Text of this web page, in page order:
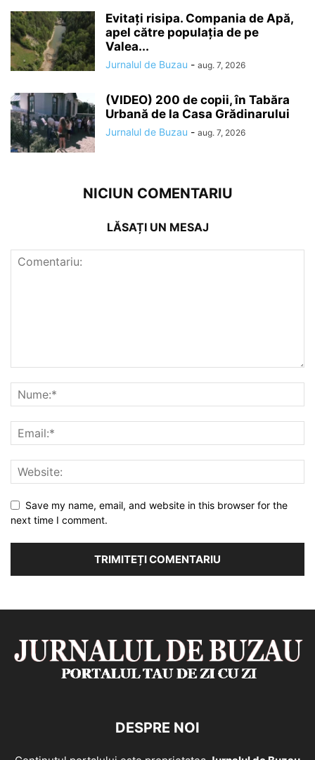
Evitați risipa. Compania de Apă,
apel către populația de pe
Valea...
Jurnalul de Buzau - aug. 7, 2026
(VIDEO) 200 de copii, în Tabăra
Urbană de la Casa Grădinarului
Jurnalul de Buzau - aug. 7, 2026
NICIUN COMENTARIU
LĂSAȚI UN MESAJ
Save my name, email, and website in this browser for the
next time I comment.
DESPRE NOI